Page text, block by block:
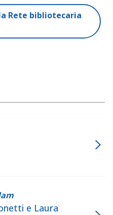
del mondo", con
Piemme Junior,
Rete bibliotecaria
e Laura